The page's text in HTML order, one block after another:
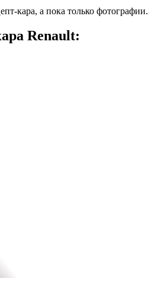
кара, а пока только фотографии.
Renault: